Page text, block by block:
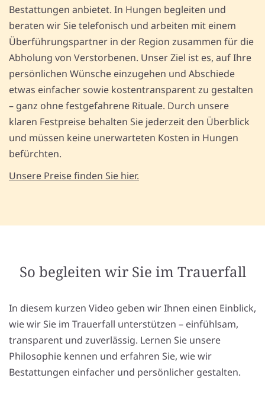
Bestattungen anbietet. In Hungen begleiten und
beraten wir Sie telefonisch und arbeiten mit einem
Überführungspartner in der Region zusammen für die
Abholung von Verstorbenen. Unser Ziel ist es, auf Ihre
persönlichen Wünsche einzugehen und Abschiede
etwas einfacher sowie kostentransparent zu gestalten
– ganz ohne festgefahrene Rituale. Durch unsere
klaren Festpreise behalten Sie jederzeit den Überblick
und müssen keine unerwarteten Kosten in Hungen
befürchten.
Unsere Preise finden Sie hier.
So begleiten wir Sie im Trauerfall
In diesem kurzen Video geben wir Ihnen einen Einblick,
wie wir Sie im Trauerfall unterstützen – einfühlsam,
transparent und zuverlässig. Lernen Sie unsere
Philosophie kennen und erfahren Sie, wie wir
Bestattungen einfacher und persönlicher gestalten.